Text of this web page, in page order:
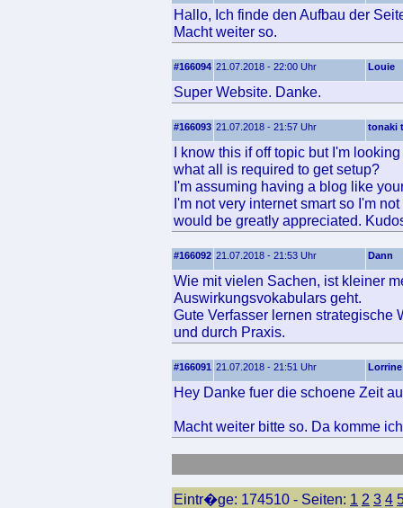
Hallo, Ich finde den Aufbau der
Macht weiter so.
#166094 21.07.2018 - 22:00 Uhr Louie
Super Website. Danke.
#166093 21.07.2018 - 21:57 Uhr tonaki
I know this if off topic but I'm
what all is required to get setup?
I'm assuming having a blog like
I'm not very internet smart so I'm
would be greatly appreciated.
#166092 21.07.2018 - 21:53 Uhr Dann
Wie mit vielen Sachen, ist kleiner
Auswirkungsvokabulars geht.
Gute Verfasser lernen strategische
und durch Praxis.
#166091 21.07.2018 - 21:51 Uhr Lorrine
Hey Danke fuer die schoene Zeit
Macht weiter bitte so. Da komme
Eintr�ge: 174510 - Seiten: 1 2 3 4